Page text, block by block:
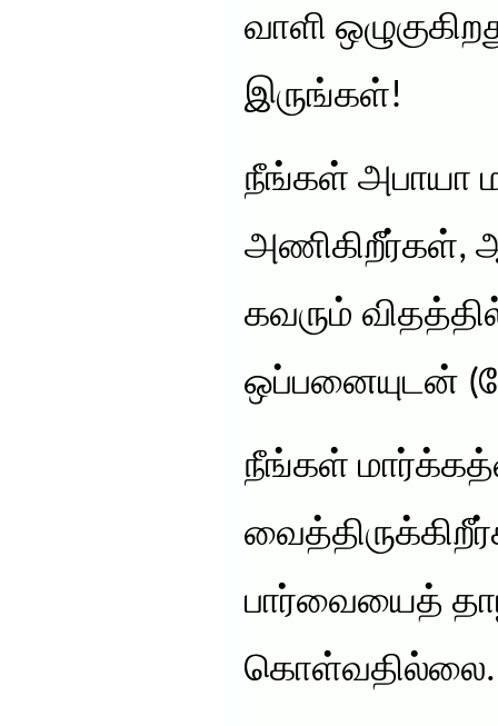
வாளி
இருங்கள்!
நீங்கள் அபாயா
அணிகிறீர்கள்,
கவரும்
ஒப்பனையுடன்
நீங்கள்
பார்வையைத்
கொள்வதில்லை.